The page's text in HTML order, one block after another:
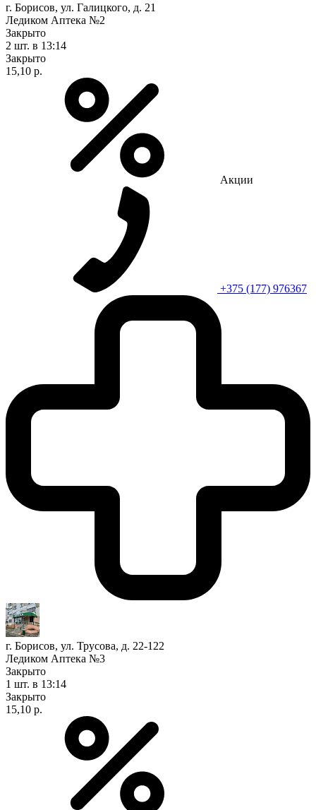
г. Борисов, ул. Галицкого, д. 21
Ледиком Аптека №2
Закрыто
2 шт. в 13:14
Закрыто
15,10 р.
Акции
+375 (177) 976367
г. Борисов, ул. Трусова, д. 22-122
Ледиком Аптека №3
Закрыто
1 шт. в 13:14
Закрыто
15,10 р.